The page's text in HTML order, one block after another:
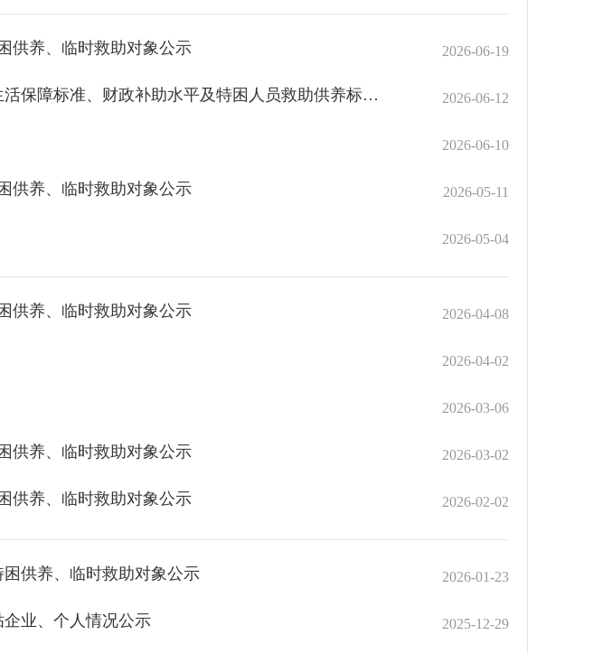
2026-06-19
供养、临时救助对象公示
2026-06-12
关于征求《关于提高2026年最低生活保障标准、财政补助水平及特困人员救助供养标准的通知》（征求意见稿）意见的公告
2026-06-10
2026-05-11
供养、临时救助对象公示
2026-05-04
2026-04-08
供养、临时救助对象公示
2026-04-02
2026-03-06
2026-03-02
供养、临时救助对象公示
2026-02-02
供养、临时救助对象公示
2026-01-23
供养、临时救助对象公示
2025-12-29
企业、个人情况公示